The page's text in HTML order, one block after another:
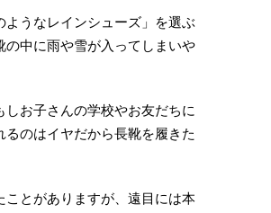
うなレインシューズ」を選ぶ
の中に雨や雪が入ってしまいや
お子さんの学校やお友だちに
のはイヤだから長靴を履きた
ことがありますが、遠目には本